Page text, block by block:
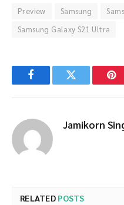
Preview Samsung
Samsung Galaxy S21 Ultra
FacebookTwitter
Jamikorn
RELATED POSTS